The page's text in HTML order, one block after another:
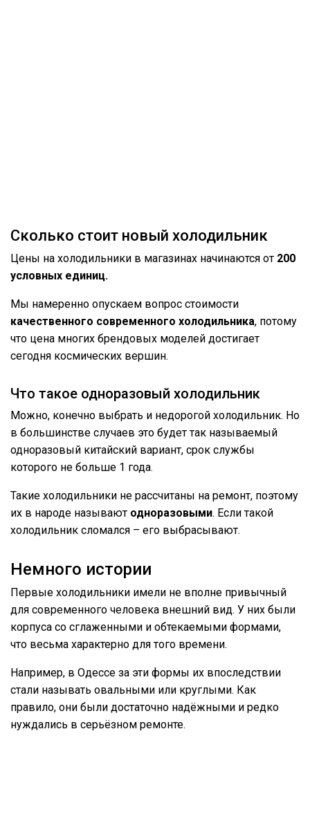
Сколько стоит новый холодильник
Цены на холодильники в магазинах начинаются от 200
условных единиц.
Мы намеренно опускаем вопрос стоимости
качественного современного холодильника, потому
что цена многих брендовых моделей достигает
сегодня космических вершин.
Что такое одноразовый холодильник
Можно, конечно выбрать и недорогой холодильник. Но
в большинстве случаев это будет так называемый
одноразовый китайский вариант, срок службы
которого не больше 1 года.
Такие холодильники не рассчитаны на ремонт, поэтому
их в народе называют одноразовыми. Если такой
холодильник сломался – его выбрасывают.
Немного истории
Первые холодильники имели не вполне привычный
для современного человека внешний вид. У них были
корпуса со сглаженными и обтекаемыми формами,
что весьма характерно для того времени.
Например, в Одессе за эти формы их впоследствии
стали называть овальными или круглыми. Как
правило, они были достаточно надёжными и редко
нуждались в серьёзном ремонте.